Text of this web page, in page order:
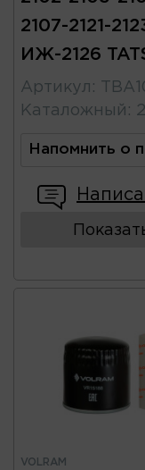
2107-2121-
ИЖ-2126
Артикул :
Каталожный :
Напомнить о
VOLRAM